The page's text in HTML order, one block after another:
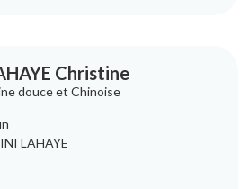
Christine
douce et Chinoise
LAHAYE